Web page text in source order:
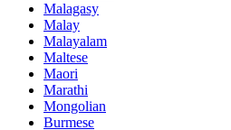
Malagasy
Malay
Malayalam
Maltese
Maori
Marathi
Mongolian
Burmese